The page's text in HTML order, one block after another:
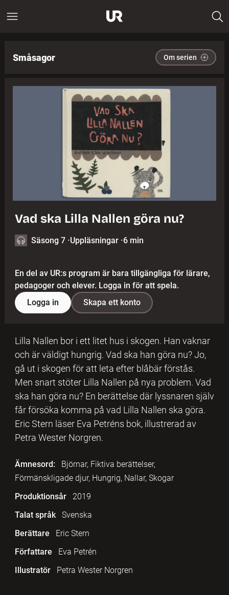
Småsagor Om serien
Vad ska Lilla Nallen göra nu?
Säsong 7 ·Uppläsningar ·6 min
En del av UR:s program är bara tillgängliga för lärare,
pedagoger och elever. Logga in för att spela.
Logga in
Skapa ett konto
Lilla Nallen bor i ett litet hus i skogen. Han vaknar
och är väldigt hungrig. Vad ska han göra nu? Jo,
gå ut i skogen för att leta efter blåbär förstås.
Men snart stöter Lilla Nallen på nya problem. Vad
ska han göra nu? En berättelse där lyssnaren själv
får försöka komma på vad Lilla Nallen ska göra.
Eric Stern läser Eva Petréns bok, illustrerad av
Petra Wester Norgren.
Ämnesord:
Björnar, Fiktiva berättelser,
Förmänskligade djur, Hungrig, Nallar, Skogar
Produktionsår
2019
Talat språk
Svenska
Berättare
Eric Stern
Författare
Eva Petrén
Illustratör
Petra Wester Norgren